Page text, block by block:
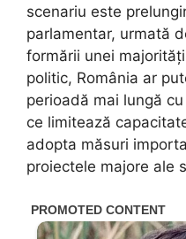
scenariu este
parlamentar, urmată
formării unei
politic, România ar
perioadă mai lungă
ce limitează
adopta măsuri
proiectele majore ale